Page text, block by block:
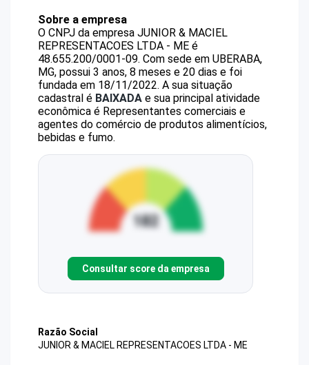
Sobre a empresa
O CNPJ da empresa JUNIOR & MACIEL
REPRESENTACOES LTDA - ME é
48.655.200/0001-09. Com sede em UBERABA,
MG, possui 3 anos, 8 meses e 20 dias e foi
fundada em 18/11/2022. A sua situação
cadastral é BAIXADA e sua principal atividade
econômica é Representantes comerciais e
agentes do comércio de produtos alimentícios,
bebidas e fumo.
Consultar score da empresa
Razão Social
JUNIOR & MACIEL REPRESENTACOES LTDA - ME